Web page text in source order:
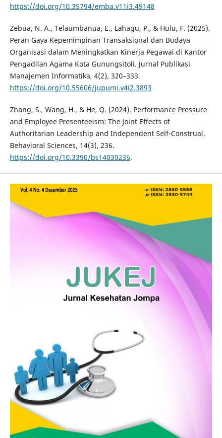
https://doi.org/10.35794/emba.v11i3.49148
Zebua, N. A., Telaumbanua, E., Lahagu, P., & Hulu, F. (2025).
Peran Gaya Kepemimpinan Transaksional dan Budaya
Organisasi dalam Meningkatkan Kinerja Pegawai di Kantor
Pengadilan Agama Kota Gunungsitoli. Jurnal Publikasi
Manajemen Informatika, 4(2), 320–333.
https://doi.org/10.55606/jupumi.v4i2.3893
Zhang, S., Wang, H., & He, Q. (2024). Performance Pressure
and Employee Presenteeism: The Joint Effects of
Authoritarian Leadership and Independent Self-Construal.
Behavioral Sciences, 14(3), 236.
https://doi.org/10.3390/bs14030236.